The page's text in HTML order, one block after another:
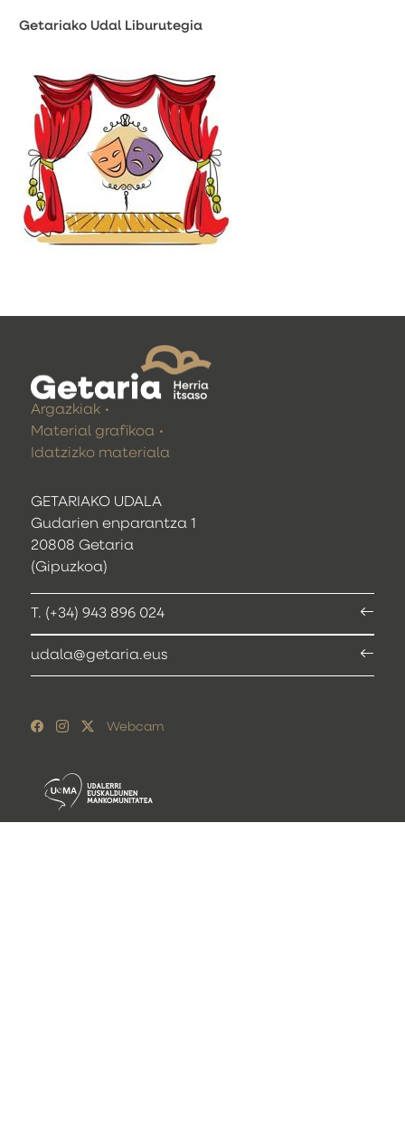
Getariako Udal Liburutegia
GETARIAKO UDALA
Gudarien enparantza 1
20808 Getaria
(Gipuzkoa)
T. (+34) 943 896 024
udala@getaria.eus
Argazkiak
Material grafikoa
Idatzizko materiala
Webcam